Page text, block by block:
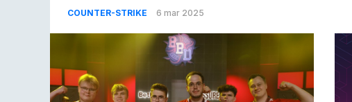
COUNTER-STRIKE 6 mar 2025